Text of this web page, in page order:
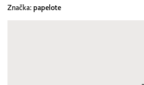
Značka: papelote